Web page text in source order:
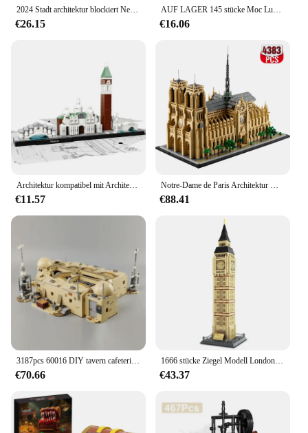
2024 Stadt architektur blockiert New York Flatiron Bausteine berühmte Modell Set Ziegel Kinder Geschenk Spielzeug für Kinder Erwachsene
€26.15
AUF LAGER 145 stücke Moc Luke Skywalkers Lichtschwert Ziegel Modell DIY Set Bausteine für Weihnachten Kinder Spielzeug Erwachsene Geschenke
€16.06
Architektur kompatibel mit Architektur Las Vegas Bausteine Ziegel Spielzeug für Erwachsene Kinder Kunst Home Decoration Geschenk
€11.57
Notre-Dame de Paris Architektur modell Kit 21061 Sammler bausteine für Erwachsene Geschenk idee für Liebhaber der Geschichte
€88.41
€70.66
1666 stücke Ziegel Modell London Big Ben Bausteine Welt Architektur kreative Bau Geschenk Spielzeug für Kinder Erwachsene
€43.37